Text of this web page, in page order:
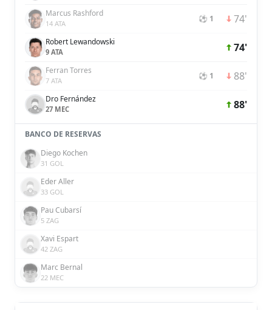
Marcus Rashford
14 ATA ⚽ 1 74'
Robert Lewandowski
9 ATA 74'
Ferran Torres
7 ATA ⚽ 1 88'
Dro Fernández
27 MEC 88'
BANCO DE RESERVAS
Diego Kochen
31 GOL
Eder Aller
33 GOL
Pau Cubarsí
5 ZAG
Xavi Espart
42 ZAG
Marc Bernal
22 MEC